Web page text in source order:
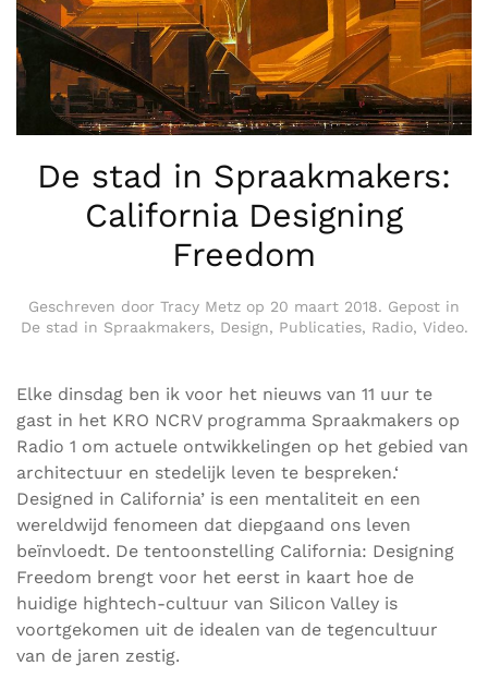
De stad in Spraakmakers:
California Designing
Freedom
Geschreven door Tracy Metz op 20 maart 2018. Gepost in
De stad in Spraakmakers, Design, Publicaties, Radio, Video.
Elke dinsdag ben ik voor het nieuws van 11 uur te
gast in het KRO NCRV programma Spraakmakers op
Radio 1 om actuele ontwikkelingen op het gebied van
architectuur en stedelijk leven te bespreken.‘
Designed in California’ is een mentaliteit en een
wereldwijd fenomeen dat diepgaand ons leven
beïnvloedt. De tentoonstelling California: Designing
Freedom brengt voor het eerst in kaart hoe de
huidige hightech-cultuur van Silicon Valley is
voortgekomen uit de idealen van de tegencultuur
van de jaren zestig.